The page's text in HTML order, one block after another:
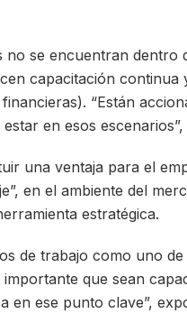
se encuentran dentro
capacitación continua
“Están
en esos escenarios”,
una ventaja para el
en el ambiente del
estratégica.
de trabajo como uno de
que sean
en ese punto clave”,